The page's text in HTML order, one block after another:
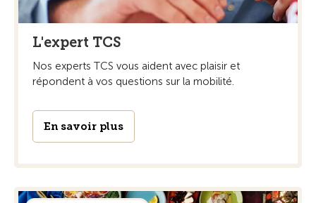
L'expert TCS
Nos experts TCS vous aident avec plaisir et
répondent à vos questions sur la mobilité.
En savoir plus